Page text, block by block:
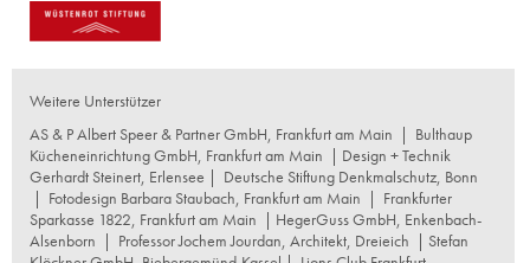
Weitere Unterstützer
AS & P Albert Speer & Partner GmbH, Frankfurt am Main | Bulthaup
Kücheneinrichtung GmbH, Frankfurt am Main | Design + Technik
Gerhardt Steinert, Erlensee | Deutsche Stiftung Denkmalschutz, Bonn
| Fotodesign Barbara Staubach, Frankfurt am Main | Frankfurter
Sparkasse 1822, Frankfurt am Main | HegerGuss GmbH, Enkenbach-
Alsenborn | Professor Jochem Jourdan, Architekt, Dreieich | Stefan